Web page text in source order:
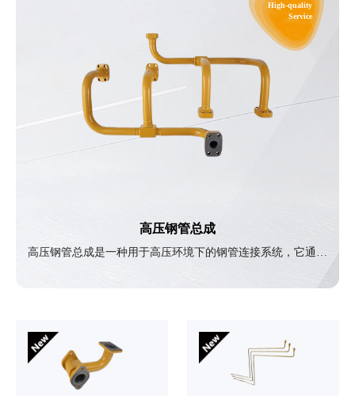
High-quality
Service
高压钢管总成
高压钢管总成是一种用于高压环境下的钢管连接系统，它通常
小、节约成本等优点。